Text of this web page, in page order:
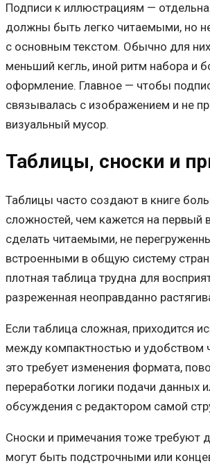
Подписи к иллюстрациям —
должны быть легко читаемыми, но
с основным текстом. Обычно для них
меньший кегль, иной ритм набора и
оформление. Главное — чтобы
связывалась с изображением и не
визуальный мусор.
Таблицы, сноски и
Таблицы часто создают в книге
сложностей, чем кажется на первый
сделать читаемыми, не
встроенными в общую систему
плотная таблица трудна для
разреженная неоправданно
Если таблица сложная, приходится
между компактностью и удобством
это требует изменения формата,
переработки логики подачи данных
обсуждения с редактором самой
Сноски и примечания тоже требуют
могут быть подстрочными или